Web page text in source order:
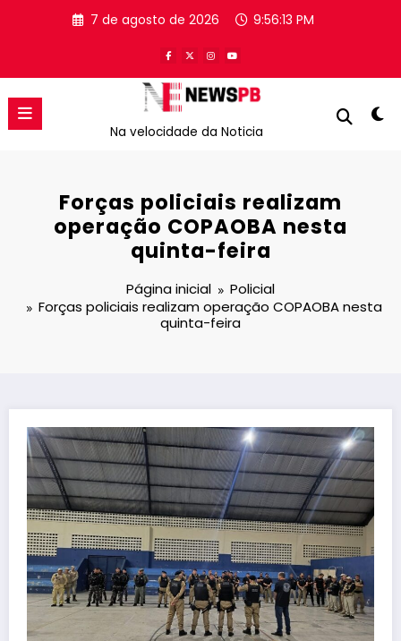
7 de agosto de 2026 9:56:13 PM
Na velocidade da Noticia
Forças policiais realizam
operação COPAOBA nesta
quinta-feira
Página inicial
Policial
Forças policiais realizam operação COPAOBA nesta
quinta-feira